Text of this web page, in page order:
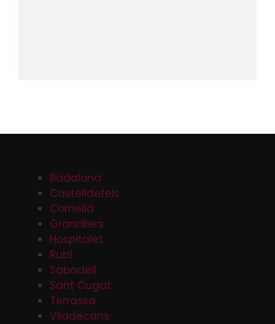
Badalona
Castelldefels
Cornellá
Granollers
Hospitalet
Rubí
Sabadell
Sant Cugat
Terrassa
Viladecans